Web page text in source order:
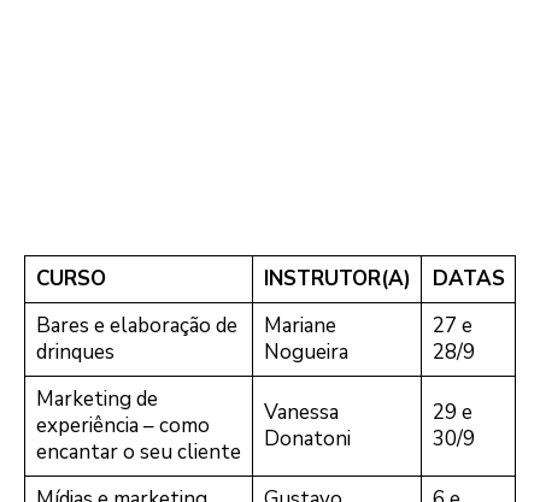
CURSO INSTRUTOR(A)
DATAS
Bares e elaboração de
drinques
Mariane
Nogueira
27 e
28/9
Marketing de
experiência – como
encantar o seu cliente
Vanessa
Donatoni
29 e
30/9